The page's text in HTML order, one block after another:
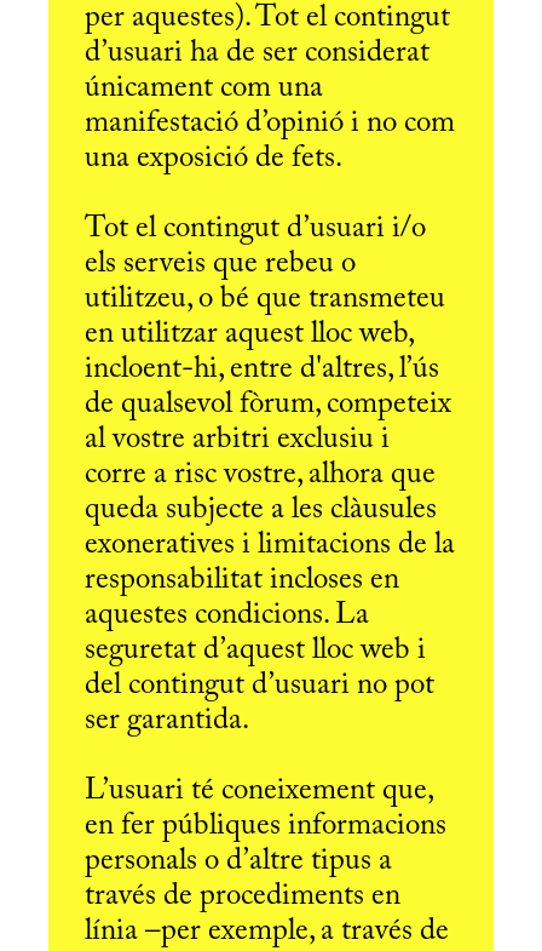
per aquestes). Tot el contingut
d’usuari ha de ser considerat
únicament com una
manifestació d’opinió i no com
una exposició de fets.
Tot el contingut d’usuari i/o
els serveis que rebeu o
utilitzeu, o bé que transmeteu
en utilitzar aquest lloc web,
incloent-hi, entre d'altres, l’ús
de qualsevol fòrum, competeix
al vostre arbitri exclusiu i
corre a risc vostre, alhora que
queda subjecte a les clàusules
exoneratives i limitacions de la
responsabilitat incloses en
aquestes condicions. La
seguretat d’aquest lloc web i
del contingut d’usuari no pot
ser garantida.
L’usuari té coneixement que,
en fer públiques informacions
personals o d’altre tipus a
través de procediments en
línia –per exemple, a través de